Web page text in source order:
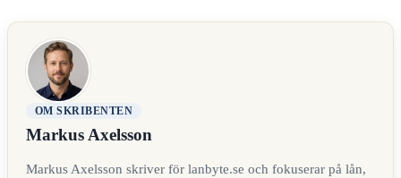
OM SKRIBENTEN
Markus Axelsson
Markus Axelsson skriver för lanbyte.se och fokuserar på lån,